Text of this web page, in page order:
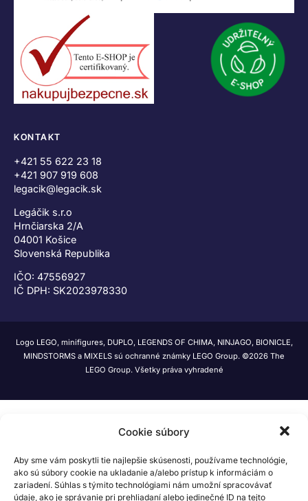
Cookie súbory
Aby sme vám poskytli tie najlepšie skúsenosti, používame technológie,
ako sú súbory cookie na ukladanie a/alebo prístup k informáciám o
zariadení. Súhlas s týmito technológiami nám umožní spracovávať
údaje, ako je správanie pri prehliadaní alebo jedinečné ID na tejto
KONTAKT
+421 55 622 23 18
+421 907 919 608
legacik@legacik.sk
Legáčik s.r.o
Hrnčiarska 2/A
04001 Košice
Slovenská Republika
IČO: 47556927
IČ DPH: SK2023978330
Logo LEGO, minifigures, DUPLO, LEGENDS OF CHIMA, NINJAGO, BIONICLE,
MINDSTORMS a MIXELS sú ochranné známky LEGO Group. ©2026 The
LEGO Group. Všetky práva vyhradené